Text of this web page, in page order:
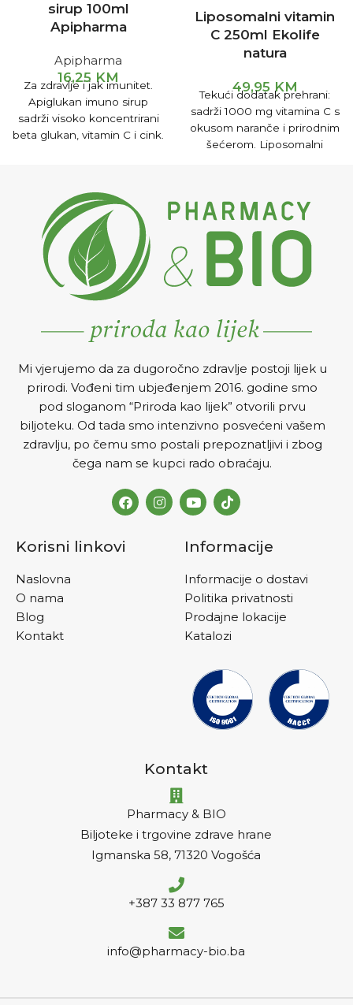
sirup 100ml
Apipharma
Apipharma
16,25 KM
Za zdravlje i jak imunitet.
Apiglukan imuno sirup
sadrži visoko koncentrirani
beta glukan, vitamin C i cink.
Liposomalni vitamin
C 250ml Ekolife
natura
49,95 KM
Tekući dodatak prehrani:
sadrži 1000 mg vitamina C s
okusom naranče i prirodnim
šećerom. Liposomalni
Mi vjerujemo da za dugoročno zdravlje postoji lijek u
prirodi. Vođeni tim ubjeđenjem 2016. godine smo
pod sloganom “Priroda kao lijek” otvorili prvu
biljoteku. Od tada smo intenzivno posvećeni vašem
zdravlju, po čemu smo postali prepoznatljivi i zbog
čega nam se kupci rado obraćaju.
Korisni linkovi
Naslovna
O nama
Blog
Kontakt
Informacije
Informacije o dostavi
Politika privatnosti
Prodajne lokacije
Katalozi
Kontakt
Pharmacy & BIO
Biljoteke i trgovine zdrave hrane
Igmanska 58, 71320 Vogošća
+387 33 877 765
info@pharmacy-bio.ba